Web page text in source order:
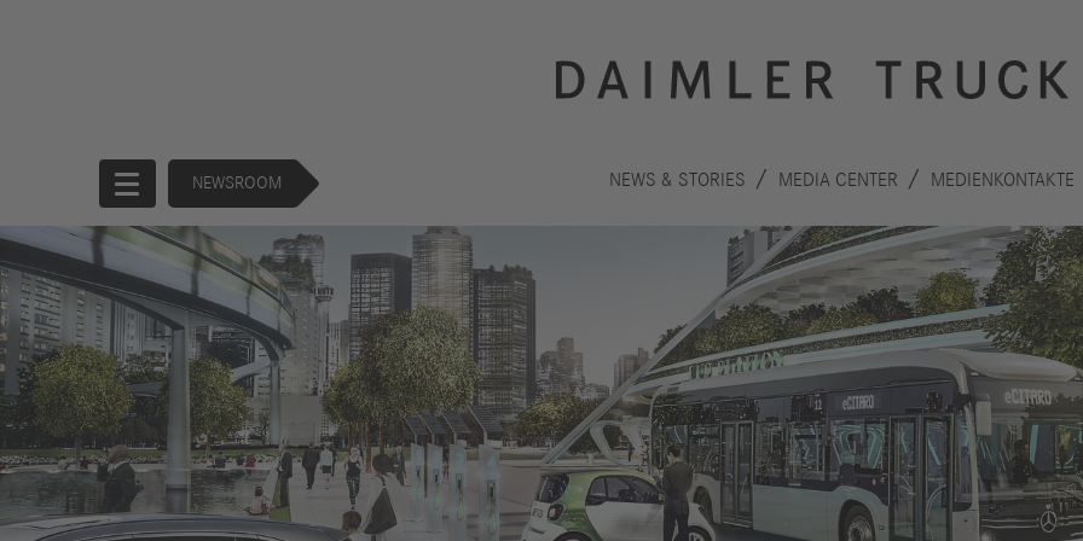
NEWSROOM NEWS & STORIES MEDIA CENTER MEDIENKONTAKTE
Startseite
Unternehmen
Unternehmensführung
130 Years of
Forward
Produkte
Trucks
Buses
Financial
Innovation
Antriebe
Sicherheit
Autonomes
Nachhaltigkeit
Planet
Menschen
Performance